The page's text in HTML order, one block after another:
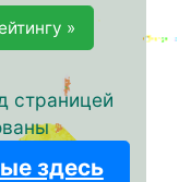
»
страницей
здесь